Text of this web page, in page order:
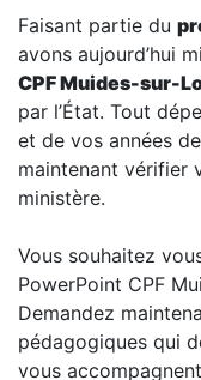
Faisant partie du
avons aujourd’hui
CPFMuides-sur-
par l’État. Tout
et de vos années
maintenant vérifier
ministère.
Vous souhaitez
PowerPoint CPF
Demandez
pédagogiques qui
vous